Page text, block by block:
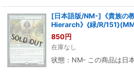
[日本語版/NM-]《貴族の
Hierarch》{緑/R/
850円
在庫なし
状態：NM- この商品は日